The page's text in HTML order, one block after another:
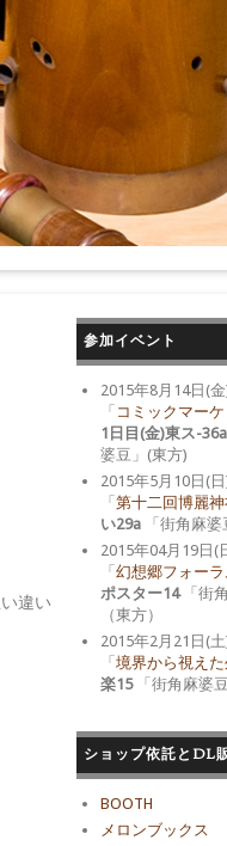
違い
参加イベント
2015年8月14日(金
「 コミックマー
1日目(金)東ス-36a
婆豆」(東方)
2015年5月10日(日
「 第十二回博麗
い29a 「街角麻
2015年04月19日(
「 幻想郷フォーラ
ポスター14「街
（東方）
2015年2月21日(土
「 境界から視え
楽15「街角麻婆
ショップ依託とDL
BOOTH
メロンブックス